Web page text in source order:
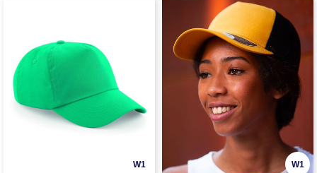
W1 W1